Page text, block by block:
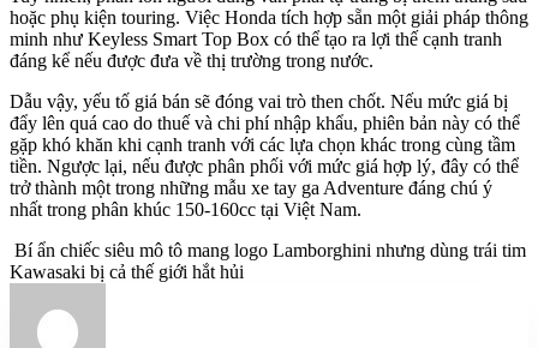
hoặc phụ kiện touring. Việc Honda tích hợp sẵn một giải pháp thông
minh như Keyless Smart Top Box có thể tạo ra lợi thế cạnh tranh
đáng kể nếu được đưa về thị trường trong nước.
Dẫu vậy, yếu tố giá bán sẽ đóng vai trò then chốt. Nếu mức giá bị
đẩy lên quá cao do thuế và chi phí nhập khẩu, phiên bản này có thể
gặp khó khăn khi cạnh tranh với các lựa chọn khác trong cùng tầm
tiền. Ngược lại, nếu được phân phối với mức giá hợp lý, đây có thể
trở thành một trong những mẫu xe tay ga Adventure đáng chú ý
nhất trong phân khúc 150-160cc tại Việt Nam.
Bí ẩn chiếc siêu mô tô mang logo Lamborghini nhưng dùng trái tim
Kawasaki bị cả thế giới hắt hủi